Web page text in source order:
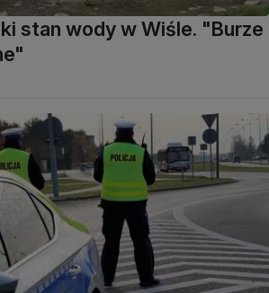
stan wody w Wiśle. "Burze